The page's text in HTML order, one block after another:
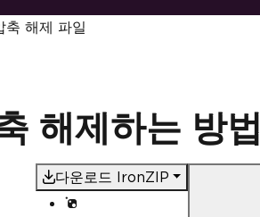
해제 파일
해제하는 방법
다운로드 IronZIP